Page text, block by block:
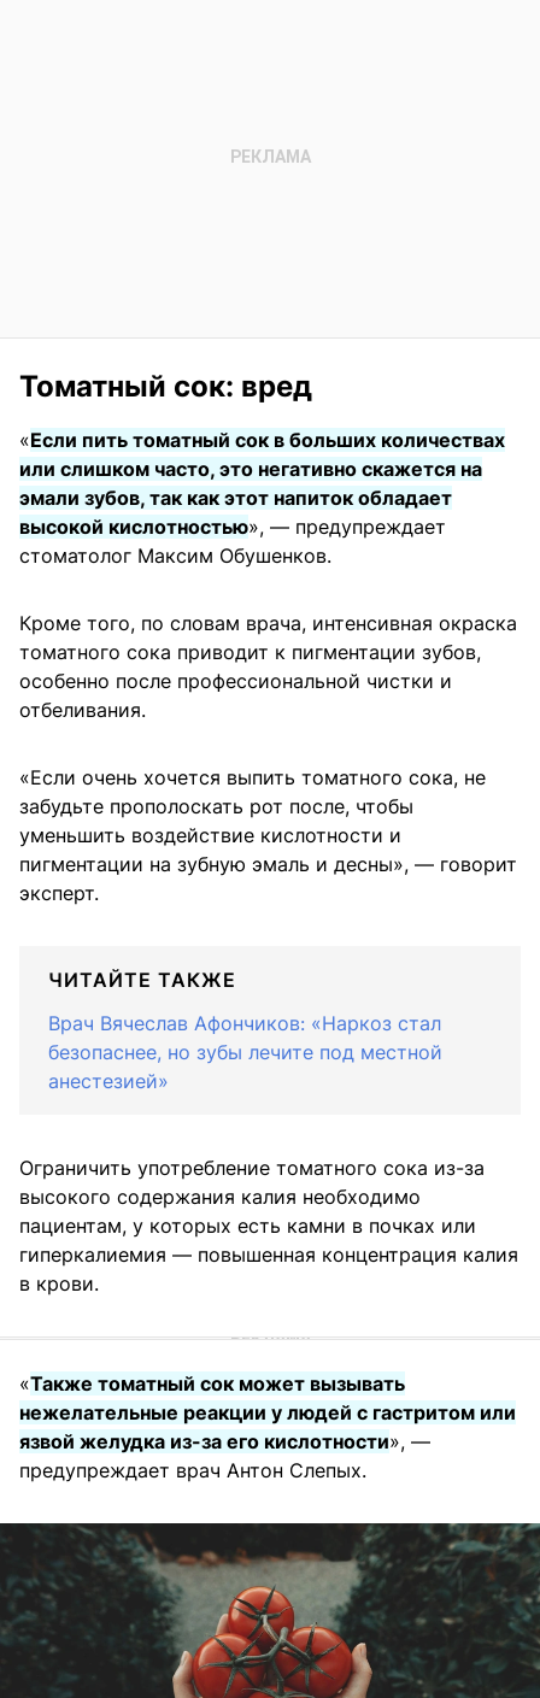
Томатный сок: вред
«Если пить томатный сок в больших количествах
или слишком часто, это негативно скажется на
эмали зубов, так как этот напиток обладает
высокой кислотностью», — предупреждает
стоматолог Максим Обушенков.
Кроме того, по словам врача, интенсивная окраска
томатного сока приводит к пигментации зубов,
особенно после профессиональной чистки и
отбеливания.
«Если очень хочется выпить томатного сока, не
забудьте прополоскать рот после, чтобы
уменьшить воздействие кислотности и
пигментации на зубную эмаль и десны», — говорит
эксперт.
ЧИТАЙТЕ ТАКЖЕ
Врач Вячеслав Афончиков: «Наркоз стал
безопаснее, но зубы лечите под местной
анестезией»
Ограничить употребление томатного сока из-за
высокого содержания калия необходимо
пациентам, у которых есть камни в почках или
гиперкалиемия — повышенная концентрация калия
в крови.
«Также томатный сок может вызывать
нежелательные реакции у людей с гастритом или
язвой желудка из-за его кислотности», —
предупреждает врач Антон Слепых.